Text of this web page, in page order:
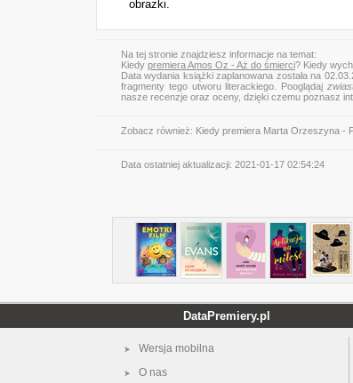
obrazki.
Na tej stronie znajdziesz informacje na temat:
Kiedy premiera Amos Oz - Aż do śmierci? Kiedy
Data wydania książki zaplanowana została na
fragmenty tego utworu literackiego. Pooglądaj
nasze recenzje oraz oceny, dzięki czemu poznasz
Zobacz również: Kiedy premiera Marta Orzeszyna -
Data ostatniej aktualizacji: 2021-01-17 02:54:24
DataPremiery.pl
Wersja mobilna
O nas